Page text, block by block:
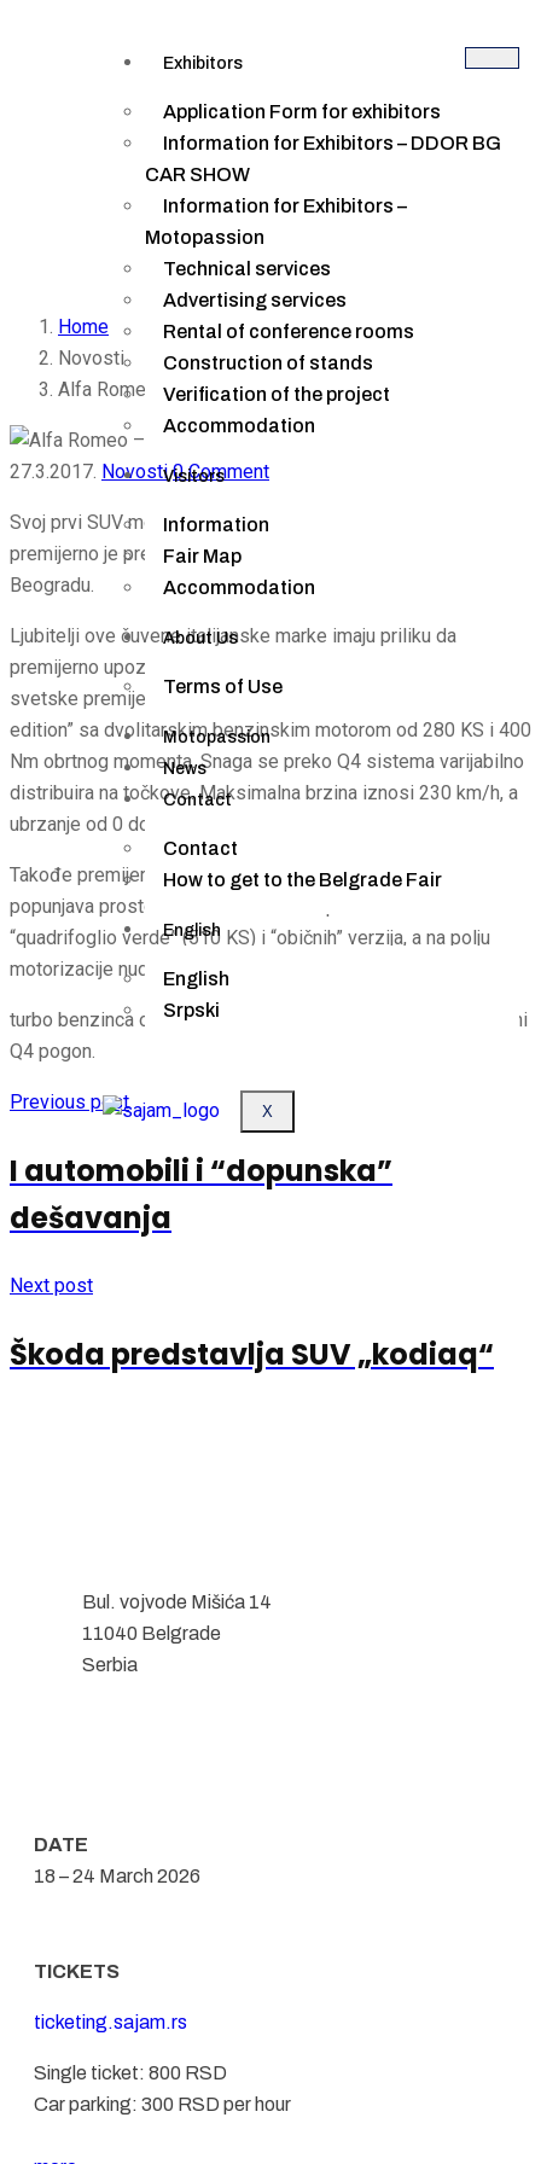
Exhibitors
Application Form for exhibitors
Information for Exhibitors – DDOR BG
CAR SHOW
Information for Exhibitors –
Motopassion
Technical services
Advertising services
Rental of conference rooms
Construction of stands
Verification of the project
Accommodation
Visitors
Information
Fair Map
Accommodation
About Us
Terms of Use
Motopassion
News
Contact
Contact
How to get to the Belgrade Fair
English
English
Srpski
X
Alfa Romeo – prvi SUV
Home
Novosti
Alfa Romeo – prvi SUV
27.3.2017. Novosti 0 Comment
Svoj prvi SUV model “stelvio” i limuzinu “giulia veloce”
premijerno je predstavio Alfa Romeo na Salonu automobila u
Beogradu.
Ljubitelji ove čuvene italijanske marke imaju priliku da
premijerno upoznaju prvi SUV sa znakom Alfe Romeo. Nakon
svetske premijere u Ženevi, u Beograd je stigao “stelvio first
edition” sa dvolitarskim benzinskim motorom od 280 KS i 400
Nm obrtnog momenta. Snaga se preko Q4 sistema varijabilno
distribuira na točkove. Maksimalna brzina iznosi 230 km/h, a
ubrzanje od 0 do 100 km/h je 5,5 sekundi.
Takođe premijerno, u Beograd je stigla i “giulia veloce”, koja
popunjava prostor između vrhunske sportske limuzine
“quadrifoglio verde” (510 KS) i “običnih” verzija, a na polju
motorizacije nudi izbor između 2.0
turbo benzinca od 280 KS i 2.2 dizela od 210 KS, uz integralni
Q4 pogon.
Previous post
I automobili i “dopunska”
dešavanja
Next post
Škoda predstavlja SUV „kodiaq“
Bul. vojvode Mišića 14
11040 Belgrade
Serbia
DATE
18 – 24 March 2026
TICKETS
ticketing.sajam.rs
Single ticket: 800 RSD
Car parking: 300 RSD per hour